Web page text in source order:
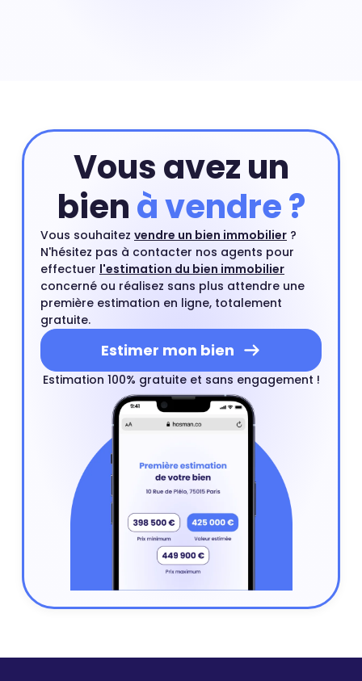
Vous avez un
bienà vendre ?
Vous souhaitez vendre un bien immobilier ?
N'hésitez pas à contacter nos agents pour
effectuer l'estimation du bien immobilier
concerné ou réalisez sans plus attendre une
première estimation en ligne, totalement
gratuite.
Estimer mon bien
Estimation 100% gratuite et sans engagement !